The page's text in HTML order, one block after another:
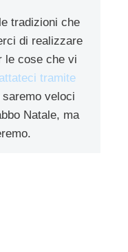
tradizioni che
di realizzare
le cose che vi
tramite
saremo veloci
Natale, ma